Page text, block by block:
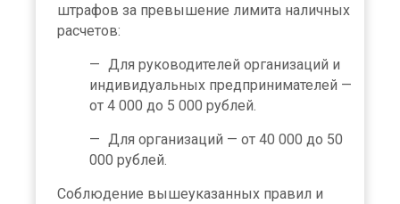
штрафов за превышение лимита наличных
расчетов:
Для руководителей организаций и
индивидуальных предпринимателей —
от 4 000 до 5 000 рублей.
Для организаций — от 40 000 до 50
000 рублей.
Соблюдение вышеуказанных правил и